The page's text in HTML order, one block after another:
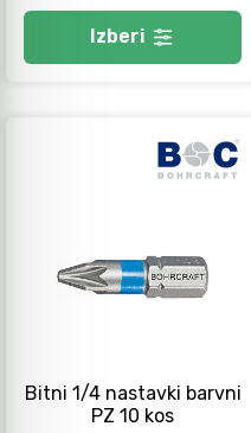
Izberi
Bitni 1/4 nastavki barvni
PZ 10 kos